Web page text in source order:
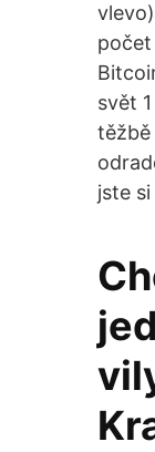
svět
těžbě
jste